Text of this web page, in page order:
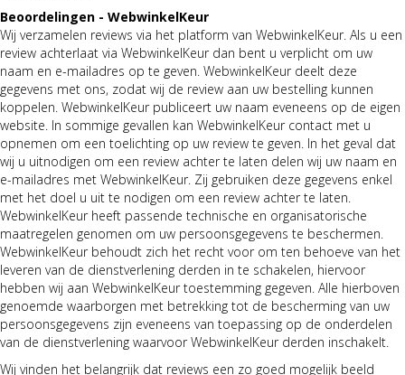
Beoordelingen - WebwinkelKeur
Wij verzamelen reviews via het platform van WebwinkelKeur. Als u een
review achterlaat via WebwinkelKeur dan bent u verplicht om uw
naam en e-mailadres op te geven. WebwinkelKeur deelt deze
gegevens met ons, zodat wij de review aan uw bestelling kunnen
koppelen. WebwinkelKeur publiceert uw naam eveneens op de eigen
website. In sommige gevallen kan WebwinkelKeur contact met u
opnemen om een toelichting op uw review te geven. In het geval dat
wij u uitnodigen om een review achter te laten delen wij uw naam en
e-mailadres met WebwinkelKeur. Zij gebruiken deze gegevens enkel
met het doel u uit te nodigen om een review achter te laten.
WebwinkelKeur heeft passende technische en organisatorische
maatregelen genomen om uw persoonsgegevens te beschermen.
WebwinkelKeur behoudt zich het recht voor om ten behoeve van het
leveren van de dienstverlening derden in te schakelen, hiervoor
hebben wij aan WebwinkelKeur toestemming gegeven. Alle hierboven
genoemde waarborgen met betrekking tot de bescherming van uw
persoonsgegevens zijn eveneens van toepassing op de onderdelen
van de dienstverlening waarvoor WebwinkelKeur derden inschakelt.
Wij vinden het belangrijk dat reviews een zo goed mogelijk beeld